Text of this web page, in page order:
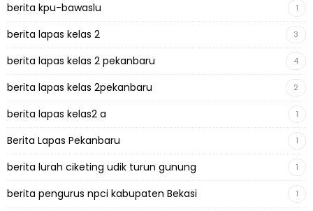
berita kpu-bawaslu 1
berita lapas kelas 2 3
berita lapas kelas 2 pekanbaru 4
berita lapas kelas 2pekanbaru 2
berita lapas kelas2 a 1
Berita Lapas Pekanbaru 1
berita lurah ciketing udik turun gunung 1
berita pengurus npci kabupaten Bekasi 1